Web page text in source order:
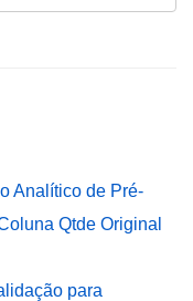
Analítico de Pré-
Qtde Original
para